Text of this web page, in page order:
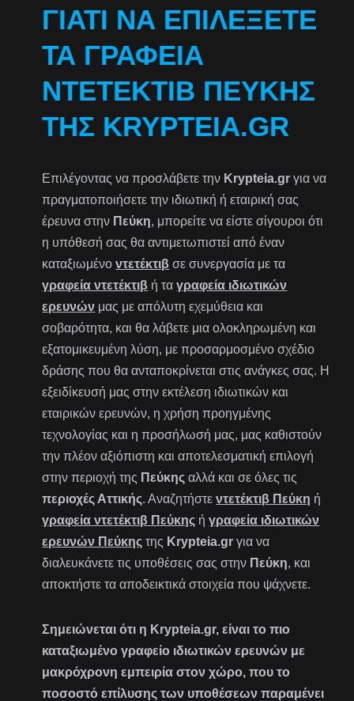
ΓΙΑΤΊ ΝΑ ΕΠΙΛΈΞΕΤΕ
ΤΑ ΓΡΑΦΕΊΑ
ΝΤΕΤΈΚΤΙΒ ΠΕΎΚΗΣ
ΤΗΣ KRYPTEIA.GR
Επιλέγοντας να προσλάβετε την Krypteia.gr για να
πραγματοποιήσετε την ιδιωτική ή εταιρική σας
έρευνα στην Πεύκη, μπορείτε να είστε σίγουροι ότι
η υπόθεσή σας θα αντιμετωπιστεί από έναν
καταξιωμένοντετέκτιβ σε συνεργασία με τα
γραφεία ντετέκτιβ ή ταγραφεία ιδιωτικών
ερευνών μας με απόλυτη εχεμύθεια και
σοβαρότητα, και θα λάβετε μια ολοκληρωμένη και
εξατομικευμένη λύση, με προσαρμοσμένο σχέδιο
δράσης που θα ανταποκρίνεται στις ανάγκες σας. Η
εξειδίκευσή μας στην εκτέλεση ιδιωτικών και
εταιρικών ερευνών, η χρήση προηγμένης
τεχνολογίας και η προσήλωσή μας, μας καθιστούν
την πλέον αξιόπιστη και αποτελεσματική επιλογή
στην περιοχή της Πεύκης αλλά και σε όλες τις
περιοχές Αττικής. Αναζητήστεντετέκτιβ Πεύκη ή
γραφεία ντετέκτιβ Πεύκης ήγραφεία ιδιωτικών
ερευνών Πεύκης της Krypteia.gr για να
διαλευκάνετε τις υποθέσεις σας στην Πεύκη, και
αποκτήστε τα αποδεικτικά στοιχεία που ψάχνετε.
Σημειώνεται ότι η Krypteia.gr, είναι το πιο
καταξιωμένο γραφείο ιδιωτικών ερευνών με
μακρόχρονη εμπειρία στον χώρο, που το
ποσοστό επίλυσης των υποθέσεων παραμένει